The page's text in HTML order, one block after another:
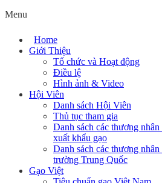
Menu
Home
Giới Thiệu
Tổ chức và Hoạt động
Điều lệ
Hình ảnh & Video
Hội Viên
Danh sách Hội Viên
Thủ tục tham gia
Danh sách các thương
xuất khẩu gạo
Danh sách các thương
trường Trung Quốc
Gạo Việt